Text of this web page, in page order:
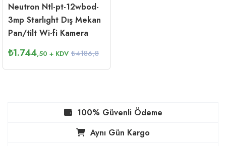
Neutron Ntl-pt-12wbod-
3mp Starlıght Dış Mekan
Pan/tilt Wi-fi Kamera
₺1.744,50 + KDV ₺4186,8
100% Güvenli Ödeme
Aynı Gün Kargo